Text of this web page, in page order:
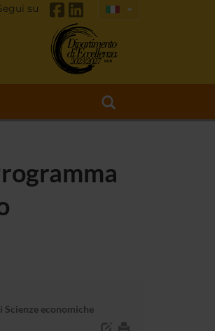
su
economiche